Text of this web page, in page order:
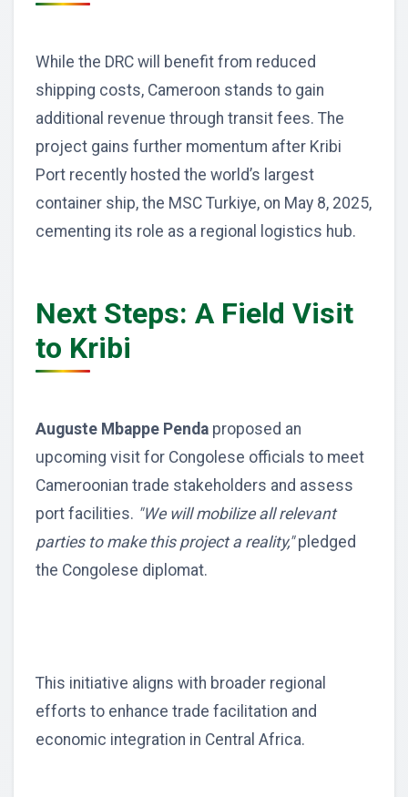
While the DRC will benefit from reduced
shipping costs, Cameroon stands to gain
additional revenue through transit fees. The
project gains further momentum after Kribi
Port recently hosted the world’s largest
container ship, the MSC Turkiye, on May 8, 2025,
cementing its role as a regional logistics hub.
Next Steps: A Field Visit
to Kribi
Auguste Mbappe Penda proposed an
upcoming visit for Congolese officials to meet
Cameroonian trade stakeholders and assess
port facilities. "We will mobilize all relevant
parties to make this project a reality,"pledged
the Congolese diplomat.
This initiative aligns with broader regional
efforts to enhance trade facilitation and
economic integration in Central Africa.